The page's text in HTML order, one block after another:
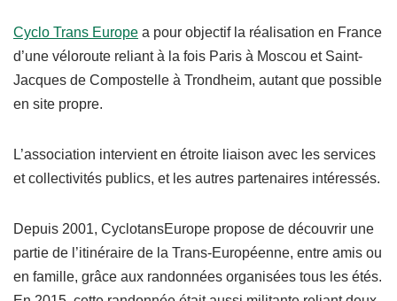
Cyclo Trans Europe a pour objectif la réalisation en France
d’une véloroute reliant à la fois Paris à Moscou et Saint-
Jacques de Compostelle à Trondheim, autant que possible
en site propre.
L’association intervient en étroite liaison avec les services
et collectivités publics, et les autres partenaires intéressés.
Depuis 2001, CyclotansEurope propose de découvrir une
partie de l’itinéraire de la Trans-Européenne, entre amis ou
en famille, grâce aux randonnées organisées tous les étés.